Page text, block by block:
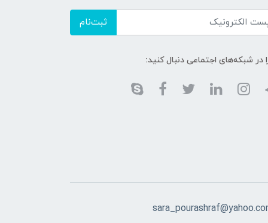
ثبت‌نام
در شبکه‌های اجتماعی دنبال کنید: